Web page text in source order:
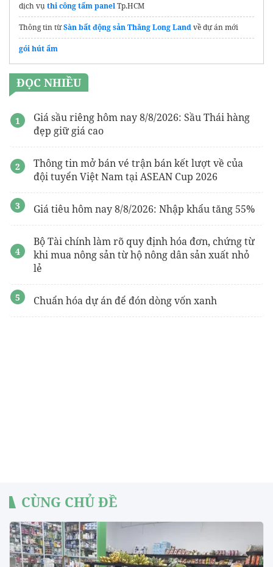
dịch vụthi công tấm panelTp.HCM
Thông tin từSàn bất động sản Thăng Long Landvề dự án mới
gói hút ẩm
ĐỌC NHIỀU
Giá sầu riêng hôm nay 8/8/2026: Sầu Thái hàng
đẹp giữ giá cao
Thông tin mở bán vé trận bán kết lượt về của
đội tuyển Việt Nam tại ASEAN Cup 2026
Giá tiêu hôm nay 8/8/2026: Nhập khẩu tăng 55%
Bộ Tài chính làm rõ quy định hóa đơn, chứng từ
khi mua nông sản từ hộ nông dân sản xuất nhỏ
lẻ
Chuẩn hóa dự án để đón dòng vốn xanh
CÙNG CHỦ ĐỀ